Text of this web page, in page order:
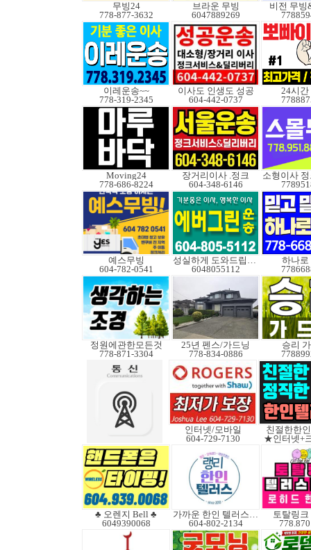
무빙24
778-877-3632
브라운 무빙
6047889269
비전 무빙
이레운송~~
778-319-2345
이사도 인생도 성공
604-442-0737
24시간
Moving24
778-686-8224
장거리이사 .정크
604-348-6146
예스무빙
604-782-0541
성실하게 도와드립니다
6048055112
하나로
정원에관한모든것
778-871-3304
25년 펜스/가드닝
778-834-0886
승리
인터넷/모바일
604-729-7130
친절한한
★인터넷+
♣ 오렌지 Bell ♣
6049390068
가까운 한인 텔러스쿠도
604-802-2134
토탈링크